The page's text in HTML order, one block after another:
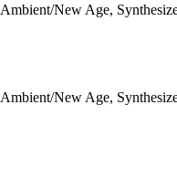
Ambient/New Age,
Ambient/New Age,